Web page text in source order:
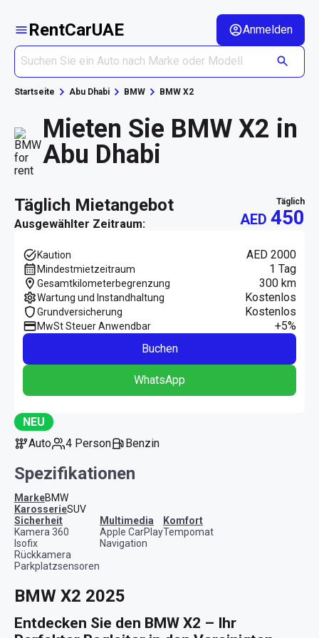
RentCarUAE Anmelden
Startseite Abu Dhabi BMW BMW X2
Mieten Sie BMW X2 in
Abu Dhabi
täglich Mietangebot
Ausgewählter Zeitraum:
täglich
AED 450
Kaution AED 2000
Mindestmietzeitraum 1 Tag
Gesamtkilometerbegrenzung 300 km
Wartung und Instandhaltung Kostenlos
Grundversicherung Kostenlos
MwSt Steuer Anwendbar
+5%
Buchen
WhatsApp
NEU
Auto
4 Person Benzin
Spezifikationen
MarkeBMW
KarosserieSUV
Sicherheit
Kamera 360
Isofix
Rückkamera
Parkplatzsensoren
Multimedia
Apple CarPlay
Navigation
Komfort
Tempomat
BMW X2 2025
Entdecken Sie den BMW X2 – Ihr